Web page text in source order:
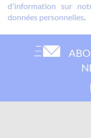
d'information sur
données personnelles.